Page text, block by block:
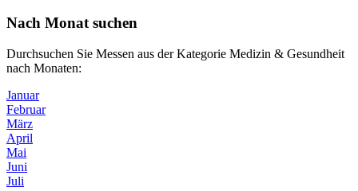
Nach Monat suchen
Durchsuchen Sie Messen aus der Kategorie Medizin & Gesundheit
nach Monaten:
Januar
Februar
März
April
Mai
Juni
Juli